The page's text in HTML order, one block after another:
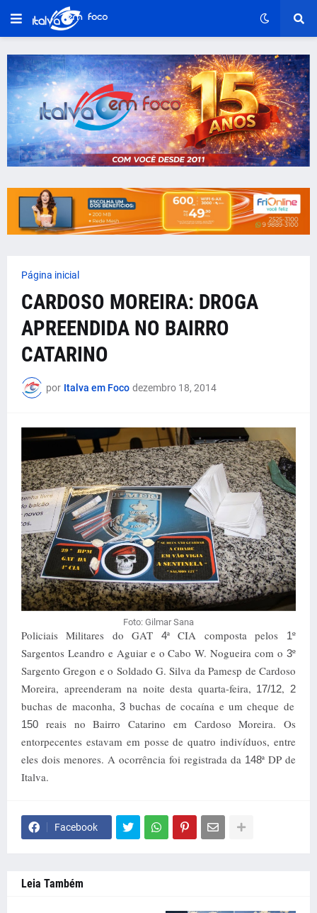
Página inicial
CARDOSO MOREIRA: DROGA
APREENDIDA NO BAIRRO
CATARINO
por Italva em Foco dezembro 18, 2014
Foto: Gilmar Sana
Policiais Militares do GAT 4ª CIA composta pelos 1º
Sargentos Leandro e Aguiar e o Cabo W. Nogueira com o 3º
Sargento Gregon e o Soldado G. Silva da Pamesp de Cardoso
Moreira, apreenderam na noite desta quarta-feira, 17/12,2
buchas de maconha, 3 buchas de cocaína e um cheque de
150 reais no Bairro Catarino em Cardoso Moreira. Os
entorpecentes estavam em posse de quatro indivíduos, entre
eles dois menores. A ocorrência foi registrada da 148ª DP de
Italva.
Facebook
Leia Também